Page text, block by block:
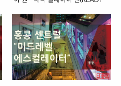
도의 짧은 곡임에도 불구하고, 영화
스파이더맨 분위기와 잘 마채가 되
며, 마치 곡을 듣는 것만으로도 영화
의 내용이 다시 떠오르는 듯한 느낌
을 받을 수 있습니다. 특히, 스웨이
리의 소..
2018년에 영화로 제작되면서 큰
인기를 끌었던 작품입니다. 대부분
의 영화가 그렇듯, 레디 플레이어 원
역시도 원작은 다른 포맷으로 만들
어졌었는데요. 이 작품의 원작은
“소설”이었습니다. “스티븐 스필버
그의 영화로 탄생한 레디 플레이어